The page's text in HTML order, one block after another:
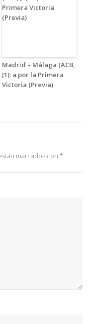
Madrid – Málaga (ACB,
J1): a por la Primera
Victoria (Previa)
marcados con *